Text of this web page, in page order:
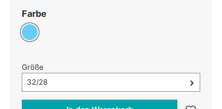
Farbe
Hellblau
Größe
Größe-Auswahl öffnen, aktuell ausgewählt:
32/28